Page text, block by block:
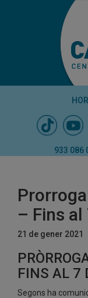
933 086
– Fins
21 de gener 2021
FINS AL 7
Segons ha